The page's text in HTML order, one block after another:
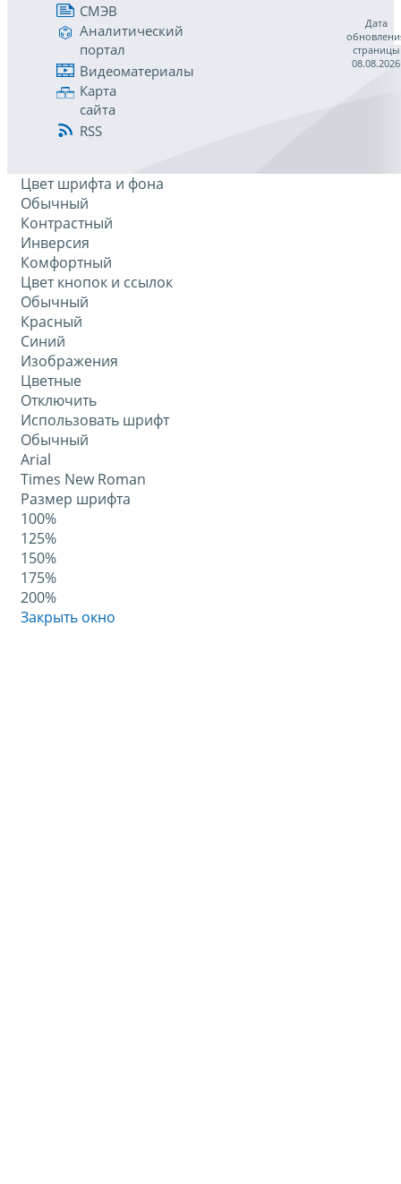
СМЭВ
Аналитический
портал
Видеоматериалы
Карта
сайта
RSS
Дата
страницы
08.08.2026
Цвет шрифта и фона
Обычный
Контрастный
Инверсия
Комфортный
Цвет кнопок и ссылок
Обычный
Красный
Синий
Изображения
Цветные
Отключить
Использовать шрифт
Обычный
Arial
Times New Roman
Размер шрифта
100%
125%
150%
175%
200%
Закрыть окно